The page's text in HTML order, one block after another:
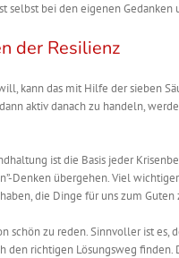
selbst bei den eigenen
der Resilienz
kann das mit Hilfe der sieben
dann aktiv danach zu handeln,
ist die Basis jeder
Denken übergehen. Viel
die Dinge für uns zum Guten
schön zu reden. Sinnvoller ist
den richtigen Lösungsweg